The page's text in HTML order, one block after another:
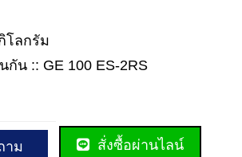
โลกรัม
กัน :: GE 100 ES-2RS
าม สั่งซื้อผ่านไลน์